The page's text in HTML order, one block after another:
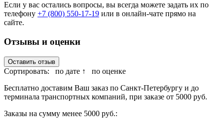
Если у вас остались вопросы, вы всегда можете задать их по
телефону +7 (800) 550-17-19 или в онлайн-чате прямо на
сайте.
Отзывы и оценки
Оставить отзыв
Сортировать: по дате ↑
по оценке
Бесплатно доставим Ваш заказ по Санкт-Петербургу и до
терминала транспортных компаний, при заказе от 5000 руб.
Заказы на сумму менее 5000 руб.: